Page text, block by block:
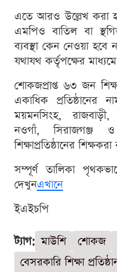
এতে আরও উল্লেখ করা
এমপিও বাতিল বা
ব্যবস্থা কেন নেওয়া হবে
যথাযথ কর্তৃপক্ষের
শোকজপ্রাপ্ত ৬৩ জন
একাধিক প্রতিষ্ঠানের
ময়মনসিংহ,
নওগাঁ, সিরাজগঞ্জ ও
শিক্ষাপ্রতিষ্ঠানের
সম্পূর্ণ তালিকা
দেখুনএখানে
ইএইচপি
ট্যাগ: মাউশি শোকজ
বেসরকারি শিক্ষা